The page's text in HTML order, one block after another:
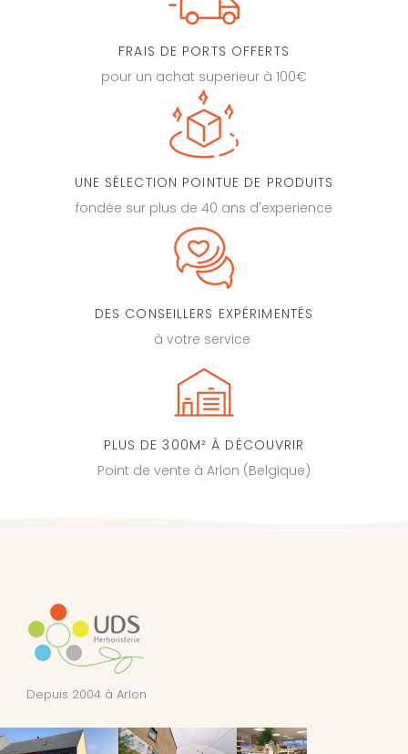
FRAIS DE PORTS OFFERTS
pour un achat superieur à 100€
UNE SÉLECTION POINTUE DE PRODUITS
fondée sur plus de 40 ans d'experience
DES CONSEILLERS EXPÉRIMENTÉS
à votre service
PLUS DE 300M² À DÉCOUVRIR
Point de vente à Arlon (Belgique)
Depuis 2004 à Arlon